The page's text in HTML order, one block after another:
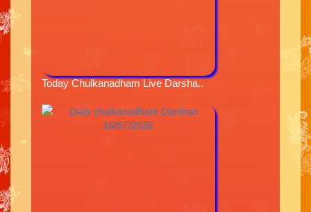
Today Chulkanadham Live Darsha..